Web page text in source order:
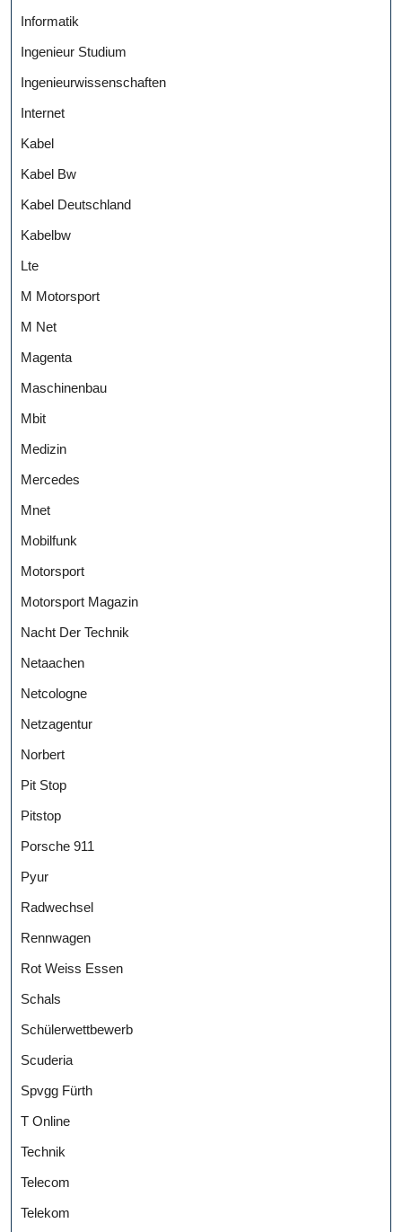
Informatik
Ingenieur Studium
Ingenieurwissenschaften
Internet
Kabel
Kabel Bw
Kabel Deutschland
Kabelbw
Lte
M Motorsport
M Net
Magenta
Maschinenbau
Mbit
Medizin
Mercedes
Mnet
Mobilfunk
Motorsport
Motorsport Magazin
Nacht Der Technik
Netaachen
Netcologne
Netzagentur
Norbert
Pit Stop
Pitstop
Porsche 911
Pyur
Radwechsel
Rennwagen
Rot Weiss Essen
Schals
Schülerwettbewerb
Scuderia
Spvgg Fürth
T Online
Technik
Telecom
Telekom